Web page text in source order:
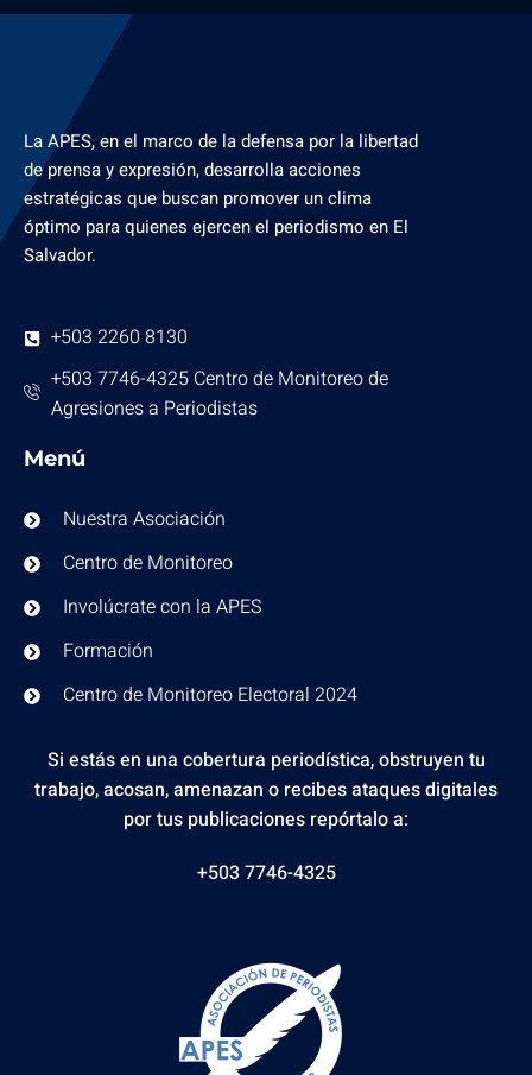
La APES, en el marco de la defensa por la libertad
de prensa y expresión, desarrolla acciones
estratégicas que buscan promover un clima
óptimo para quienes ejercen el periodismo en El
Salvador.
+503 2260 8130
+503 7746-4325 Centro de Monitoreo de
Agresiones a Periodistas
Menú
Nuestra Asociación
Centro de Monitoreo
Involúcrate con la APES
Formación
Centro de Monitoreo Electoral 2024
Si estás en una cobertura periodística, obstruyen tu
trabajo, acosan, amenazan o recibes ataques digitales
por tus publicaciones repórtalo a:
+503 7746-4325